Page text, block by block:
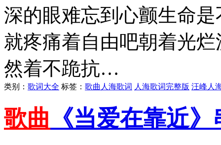
深的眼难忘到心颤生命
就疼痛着自由吧朝着光
然着不跪抗…
类别： 歌词大全 标签： 歌曲人海歌词 人海歌词完整版 汪峰人
歌曲 《当爱在靠近